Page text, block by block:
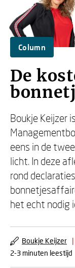
Column
De
Boukje Keijzer
eens in de
licht. In deze
rond
het echt nodig
Boukje Keijzer |
2-3 minuten leestijd